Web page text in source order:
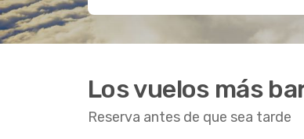
Los vuelos más
Reserva antes de que sea tarde